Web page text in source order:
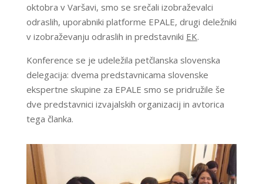
oktobra v Varšavi, smo se srečali izobraževalci
odraslih, uporabniki platforme EPALE, drugi deležniki
v izobraževanju odraslih in predstavniki EK.
Konference se je udeležila petčlanska slovenska
delegacija: dvema predstavnicama slovenske
ekspertne skupine za EPALE smo se pridružile še
dve predstavnici izvajalskih organizacij in avtorica
tega članka.